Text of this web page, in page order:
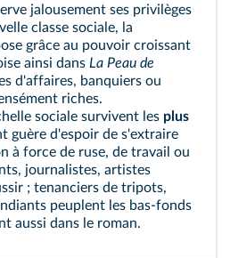
jalousement ses privilèges
classe sociale, la
grâce au pouvoir croissant
ainsi dans La Peau de
d'affaires, banquiers ou
riches.
sociale survivent les plus
guère d'espoir de s'extraire
à force de ruse, de travail ou
journalistes, artistes
; tenanciers de tripots,
peuplent les bas-fonds
aussi dans le roman.